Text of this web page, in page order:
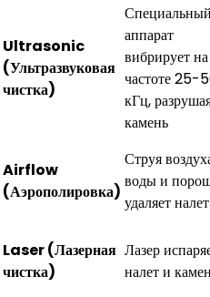
Ultrasonic
(Ультразвуковая
чистка)
Специальный
аппарат
вибрирует на
частоте 25-
кГц,
камень
Airflow
(Аэрополировка)
Струя
воды и
удаляет налет
Laser (Лазерная
чистка)
Лазер
налет и